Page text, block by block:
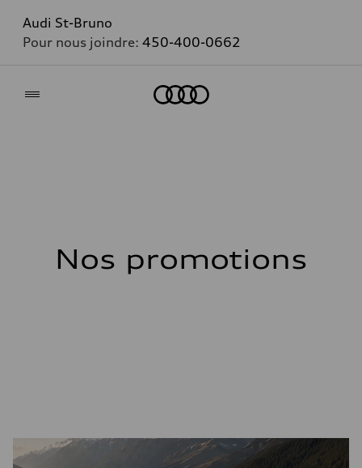
Audi St-Bruno
Pour nous joindre: 450-400-0662
Nos promotions